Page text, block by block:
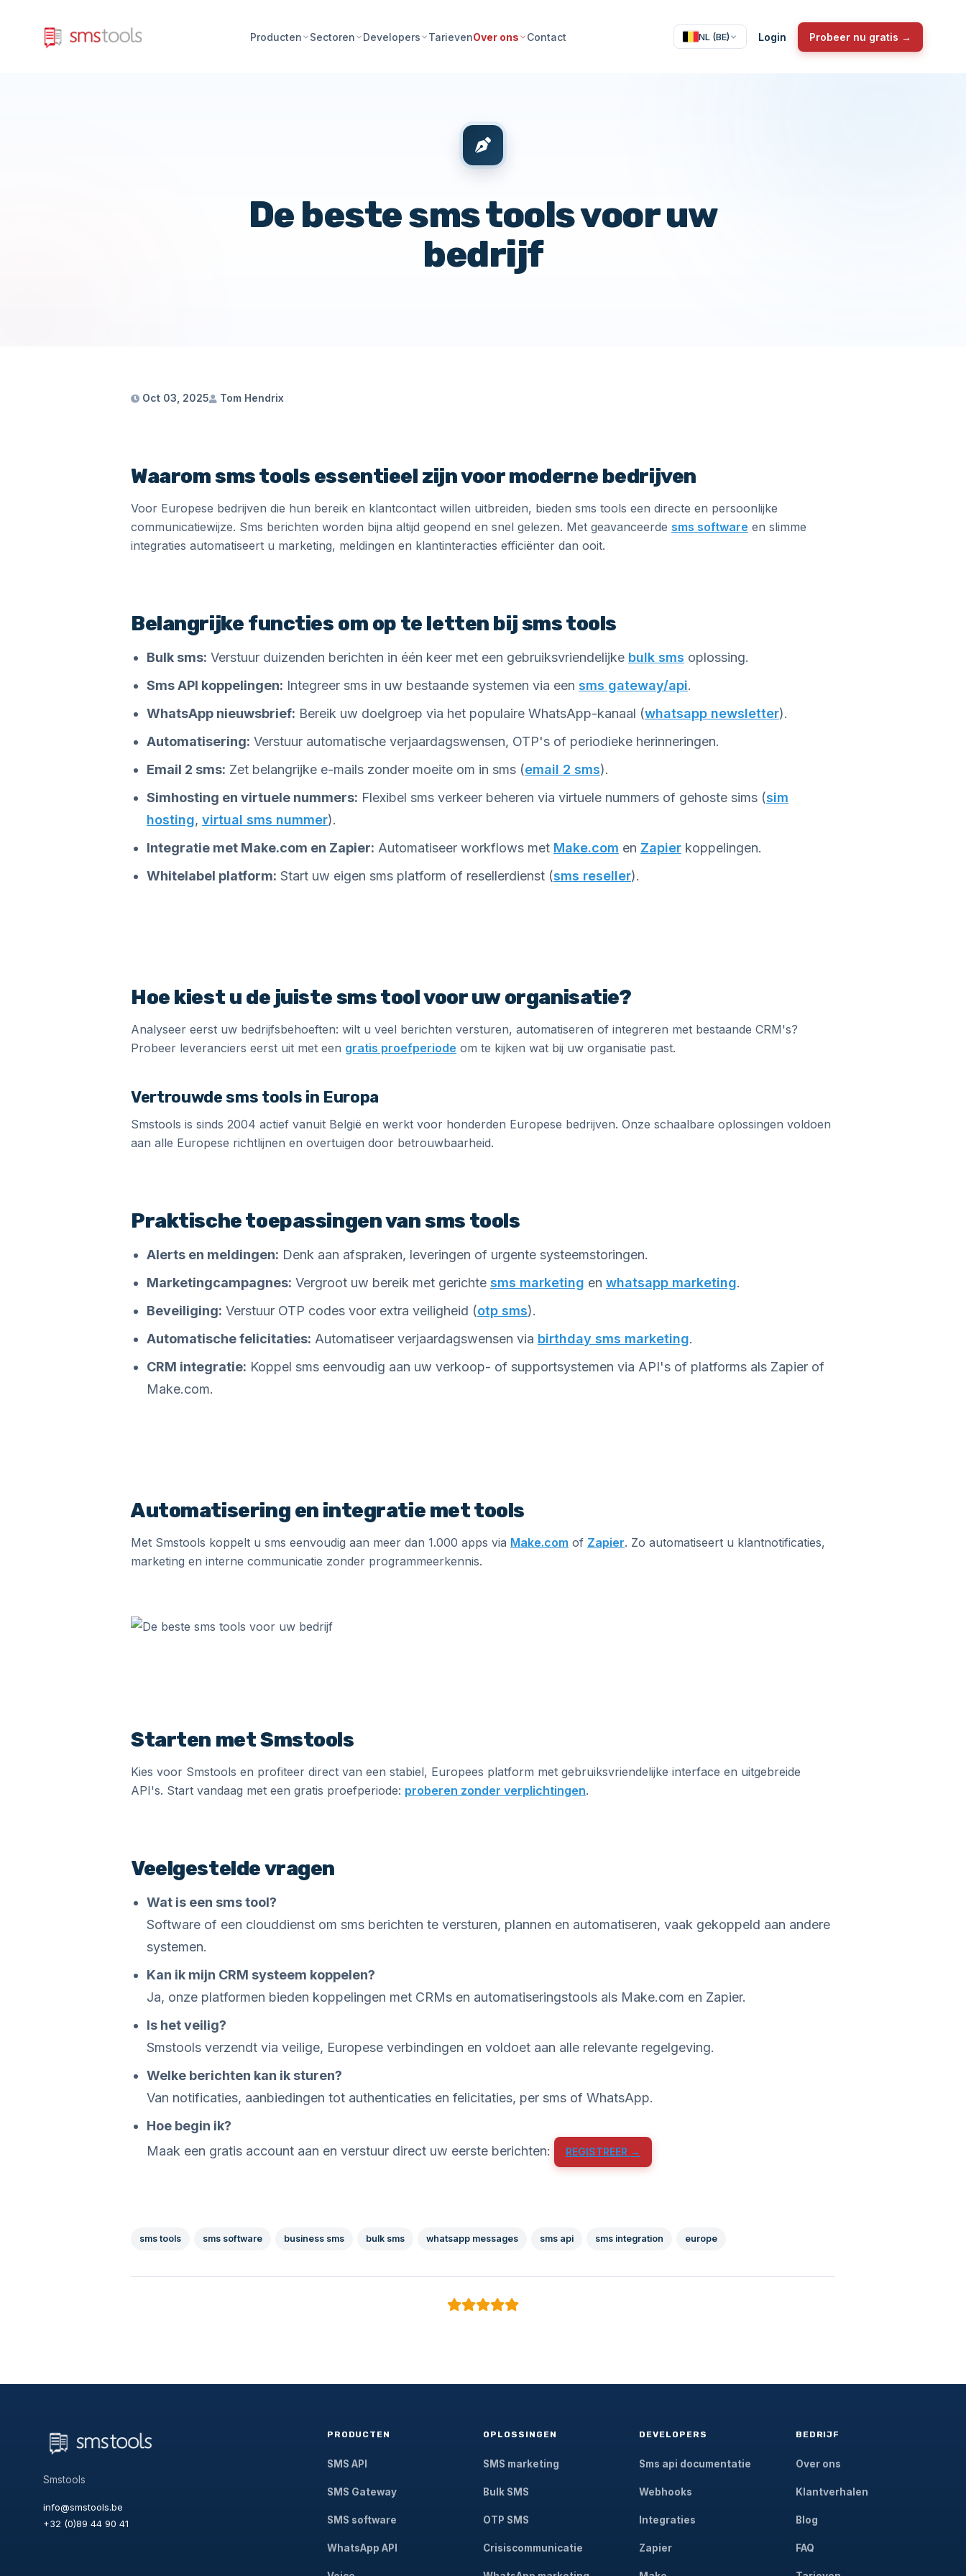
Producten Sectoren Developers TarievenOver ons Contact NL (BE) Login Probeer nu gratis →
De beste sms tools voor uw
bedrijf
Oct 03, 2025 Tom Hendrix
Waarom sms tools essentieel zijn voor moderne bedrijven
Voor Europese bedrijven die hun bereik en klantcontact willen uitbreiden, bieden sms tools een directe en persoonlijke
communicatiewijze. Sms berichten worden bijna altijd geopend en snel gelezen. Met geavanceerde sms software en slimme
integraties automatiseert u marketing, meldingen en klantinteracties efficiënter dan ooit.
Belangrijke functies om op te letten bij sms tools
Bulk sms: Verstuur duizenden berichten in één keer met een gebruiksvriendelijke bulk sms oplossing.
Sms API koppelingen: Integreer sms in uw bestaande systemen via een sms gateway/api.
WhatsApp nieuwsbrief: Bereik uw doelgroep via het populaire WhatsApp-kanaal (whatsapp newsletter).
Automatisering: Verstuur automatische verjaardagswensen, OTP's of periodieke herinneringen.
Email 2 sms: Zet belangrijke e-mails zonder moeite om in sms (email 2 sms).
Simhosting en virtuele nummers: Flexibel sms verkeer beheren via virtuele nummers of gehoste sims (sim
hosting, virtual sms nummer).
Integratie met Make.com en Zapier: Automatiseer workflows met Make.com en Zapier koppelingen.
Whitelabel platform: Start uw eigen sms platform of resellerdienst (sms reseller).
Hoe kiest u de juiste sms tool voor uw organisatie?
Analyseer eerst uw bedrijfsbehoeften: wilt u veel berichten versturen, automatiseren of integreren met bestaande CRM's?
Probeer leveranciers eerst uit met een gratis proefperiode om te kijken wat bij uw organisatie past.
Vertrouwde sms tools in Europa
Smstools is sinds 2004 actief vanuit België en werkt voor honderden Europese bedrijven. Onze schaalbare oplossingen voldoen
aan alle Europese richtlijnen en overtuigen door betrouwbaarheid.
Praktische toepassingen van sms tools
Alerts en meldingen: Denk aan afspraken, leveringen of urgente systeemstoringen.
Marketingcampagnes: Vergroot uw bereik met gerichte sms marketing en whatsapp marketing.
Beveiliging: Verstuur OTP codes voor extra veiligheid (otp sms).
Automatische felicitaties: Automatiseer verjaardagswensen via birthday sms marketing.
CRM integratie: Koppel sms eenvoudig aan uw verkoop- of supportsystemen via API's of platforms als Zapier of
Make.com.
Automatisering en integratie met tools
Met Smstools koppelt u sms eenvoudig aan meer dan 1.000 apps via Make.com of Zapier. Zo automatiseert u klantnotificaties,
marketing en interne communicatie zonder programmeerkennis.
Starten met Smstools
Kies voor Smstools en profiteer direct van een stabiel, Europees platform met gebruiksvriendelijke interface en uitgebreide
API's. Start vandaag met een gratis proefperiode: proberen zonder verplichtingen.
Veelgestelde vragen
Wat is een sms tool?
Software of een clouddienst om sms berichten te versturen, plannen en automatiseren, vaak gekoppeld aan andere
systemen.
Kan ik mijn CRM systeem koppelen?
Ja, onze platformen bieden koppelingen met CRMs en automatiseringstools als Make.com en Zapier.
Is het veilig?
Smstools verzendt via veilige, Europese verbindingen en voldoet aan alle relevante regelgeving.
Welke berichten kan ik sturen?
Van notificaties, aanbiedingen tot authenticaties en felicitaties, per sms of WhatsApp.
Hoe begin ik?
Maak een gratis account aan en verstuur direct uw eerste berichten:
REGISTREER →
sms tools sms software business sms bulk sms whatsapp messages sms api sms integration europe
Smstools
info@smstools.be
+32 (0)89 44 90 41
PRODUCTEN
SMS API
SMS Gateway
SMS software
WhatsApp API
OPLOSSINGEN
SMS marketing
Bulk SMS
OTP SMS
Crisiscommunicatie
DEVELOPERS
Sms api documentatie
Webhooks
Integraties
Zapier
BEDRIJF
Over ons
Klantverhalen
Blog
FAQ